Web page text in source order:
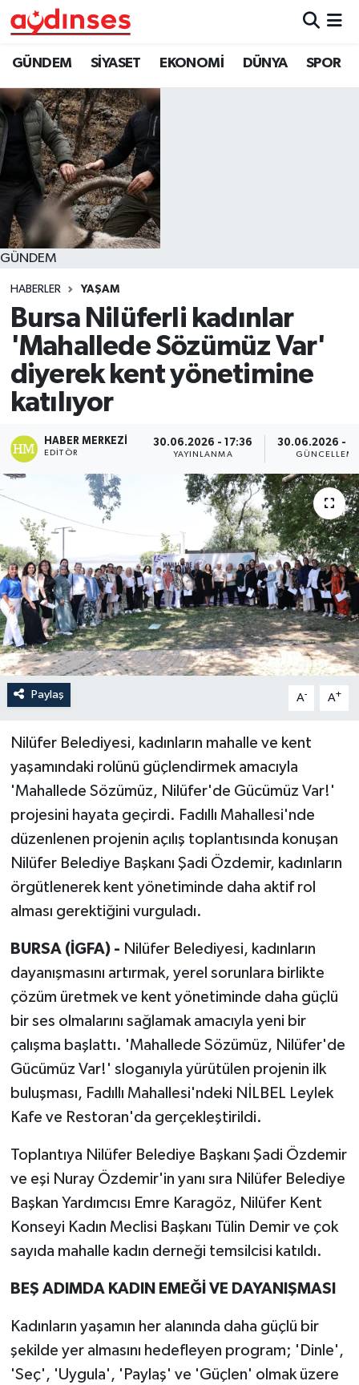
GÜNDEM SİYASET EKONOMİ DÜNYA SPOR
GÜNDEM
HABERLER YAŞAM
Bursa Nilüferli kadınlar
'Mahallede Sözümüz Var'
diyerek kent yönetimine
katılıyor
HABER MERKEZI
EDITÖR
30.06.2026 - 17:36
YAYINLANMA
30.06.2026 -
Paylaş A- A+
Nilüfer Belediyesi, kadınların mahalle ve kent
yaşamındaki rolünü güçlendirmek amacıyla
'Mahallede Sözümüz, Nilüfer'de Gücümüz Var!'
projesini hayata geçirdi. Fadıllı Mahallesi'nde
düzenlenen projenin açılış toplantısında konuşan
Nilüfer Belediye Başkanı Şadi Özdemir, kadınların
örgütlenerek kent yönetiminde daha aktif rol
alması gerektiğini vurguladı.
BURSA (İGFA) - Nilüfer Belediyesi, kadınların
dayanışmasını artırmak, yerel sorunlara birlikte
çözüm üretmek ve kent yönetiminde daha güçlü
bir ses olmalarını sağlamak amacıyla yeni bir
çalışma başlattı. 'Mahallede Sözümüz, Nilüfer'de
Gücümüz Var!' sloganıyla yürütülen projenin ilk
buluşması, Fadıllı Mahallesi'ndeki NİLBEL Leylek
Kafe ve Restoran'da gerçekleştirildi.
Toplantıya Nilüfer Belediye Başkanı Şadi Özdemir
ve eşi Nuray Özdemir'in yanı sıra Nilüfer Belediye
Başkan Yardımcısı Emre Karagöz, Nilüfer Kent
Konseyi Kadın Meclisi Başkanı Tülin Demir ve çok
sayıda mahalle kadın derneği temsilcisi katıldı.
BEŞ ADIMDA KADIN EMEĞİ VE DAYANIŞMASI
Kadınların yaşamın her alanında daha güçlü bir
şekilde yer almasını hedefleyen program; 'Dinle',
'Seç', 'Uygula', 'Paylaş' ve 'Güçlen' olmak üzere
GÜNDEM
SİYASET
EKONOMİ
DÜNYA
SPOR
MAGAZİN
YAŞAM
Nöbetçi Eczaneler
Hava Durumu
Aydin Namaz Vakitleri
Trafik Durumu
Süper Lig Puan Durumu ve Fikstür
Tüm Manşetler
Son Dakika Haberleri
Haber Arşivi